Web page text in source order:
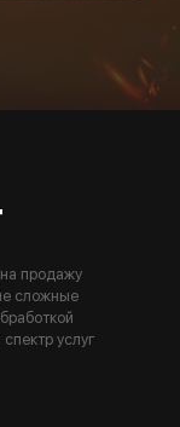
компании
продажу
сложные
услуг